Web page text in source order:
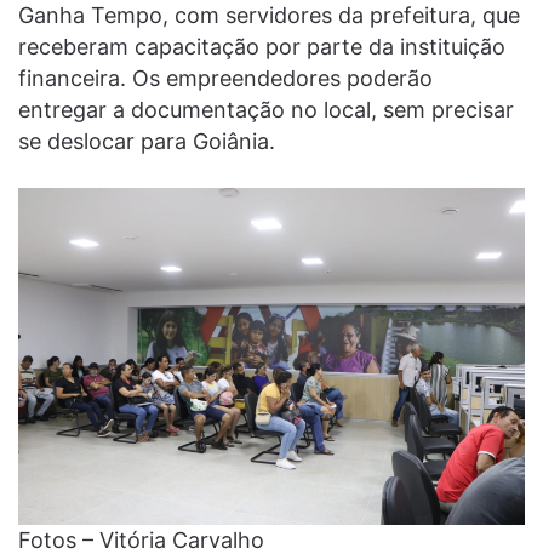
Ganha Tempo, com servidores da prefeitura, que
receberam capacitação por parte da instituição
financeira. Os empreendedores poderão
entregar a documentação no local, sem precisar
se deslocar para Goiânia.
Fotos – Vitória Carvalho